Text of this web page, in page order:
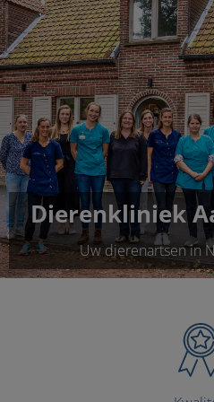
Dierenkliniek
Uw dierenartsen in